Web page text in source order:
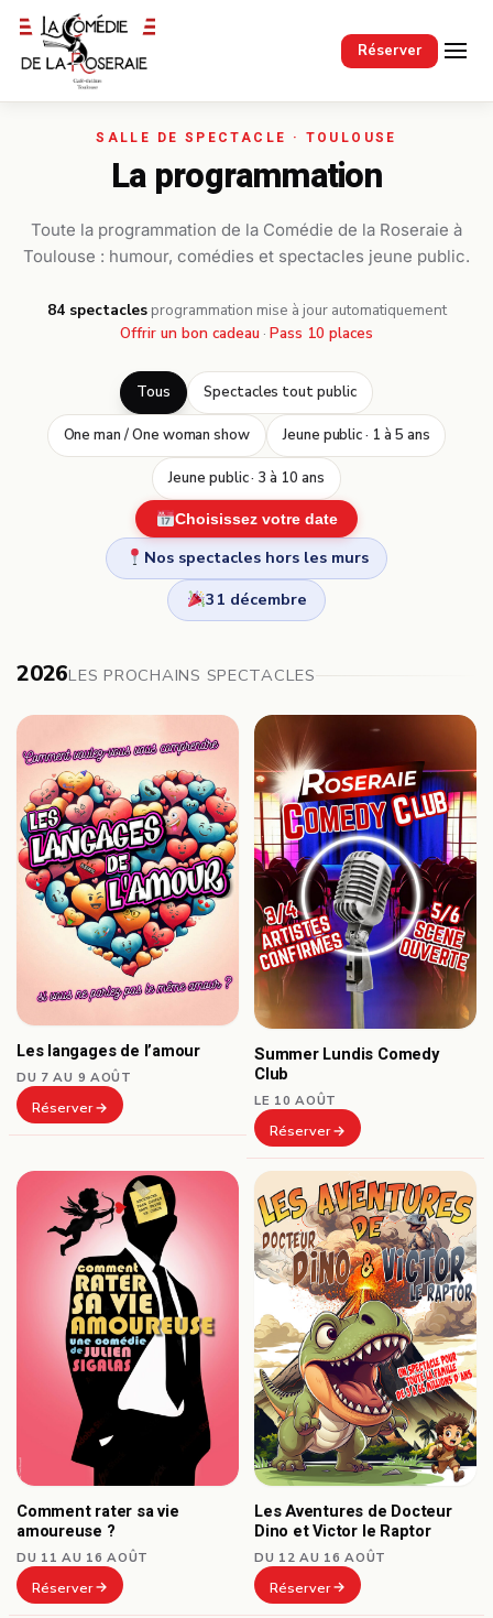
Réserver
Passer au contenu principal
La programmation
Toute la programmation de la Comédie de la Roseraie à
Toulouse : humour, comédies et spectacles jeune public.
84 spectacles· programmation mise à jour automatiquement
Offrir un bon cadeau · Pass 10 places
Tous Spectacles tout public
One man / One woman show Jeune public · 1 à 5 ans
Jeune public · 3 à 10 ans
Choisissez votre date
Nos spectacles hors les murs
31 décembre
2026LES PROCHAINS SPECTACLES
Les langages de l’amour
DU 7 AU 9 AOÛT
Réserver
Summer Lundis Comedy
Club
LE 10 AOÛT
Réserver
Comment rater sa vie
amoureuse ?
DU 11 AU 16 AOÛT
Réserver
Les Aventures de Docteur
Dino et Victor le Raptor
DU 12 AU 16 AOÛT
Réserver